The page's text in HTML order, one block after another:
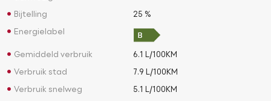
Bijtelling 25 %
Energielabel
Gemiddeld verbruik 6.1 L/100KM
Verbruik stad 7.9 L/100KM
Verbruik snelweg 5.1 L/100KM